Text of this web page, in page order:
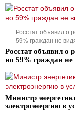
Росстат объявил о
59% граждан не
Росстат объявил о
но 59% граждан не
Министр
электроэнергию в